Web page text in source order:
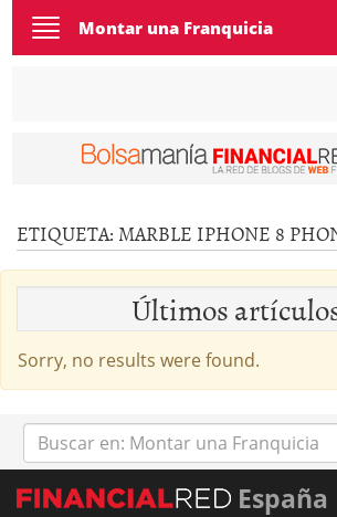
Toggle
navigation
Montar una Franquicia
ETIQUETA: MARBLE IPHONE 8
Últimos
Sorry, no results were found.
Buscar
en:
España